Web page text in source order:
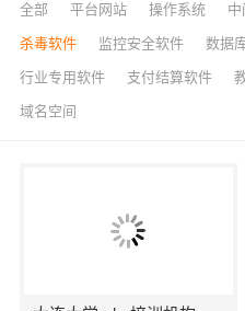
全部 平台网站 操作系统
杀毒软件 监控安全软件 数据
行业专用软件 支付结算软件
域名空间